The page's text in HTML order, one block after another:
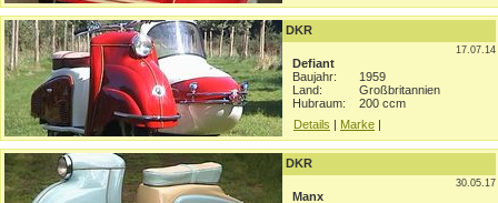
DKR
17.07.14
Defiant
Baujahr:
1959
Land:
Großbritannien
Hubraum:
200 ccm
Details | Marke |
DKR
30.05.17
Manx